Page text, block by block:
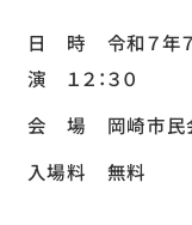
日 時 令和７年７
演 １２：３０
会 場 岡崎市民
入場料 無料